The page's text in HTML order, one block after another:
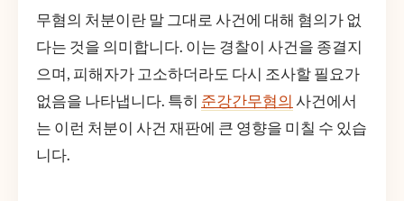
무혐의 처분이란 말 그대로 사건에 대해 혐의가 없
다는 것을 의미합니다. 이는 경찰이 사건을 종결지
으며, 피해자가 고소하더라도 다시 조사할 필요가
없음을 나타냅니다. 특히 준강간무혐의 사건에서
는 이런 처분이 사건 재판에 큰 영향을 미칠 수 있습
니다.